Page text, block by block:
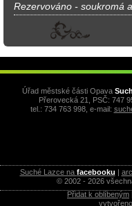
Rezervováno - soukromá
Úřad městské části Opava
Přerovecká 21, PSČ: 747
tel.: 734 763 998, e-mail:
Suché Lazce na facebooku |
© 2002 - 2026
Přidat k oblíbeným